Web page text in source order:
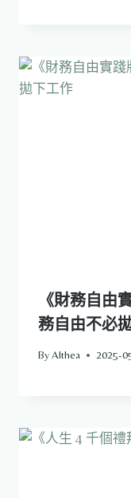
《財務自由
務自由不必
ByAlthea 2025-